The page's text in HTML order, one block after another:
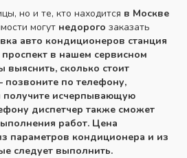
но и те, кто находится в Москве
могут недорого заказать
авто кондиционеров станция
в нашем сервисном
выяснить, сколько стоит
позвоните по телефону,
получите исчерпывающую
диспетчер также сможет
работ. Цена
параметров кондиционера и из
следует выполнить.